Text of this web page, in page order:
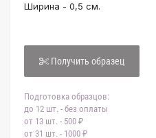
Ширина - 0,5 см.
Получить образец
Подготовка образцов:
до 12 шт. - без оплаты
от 13 шт. - 500 ₽
от 31 шт. - 1000 ₽